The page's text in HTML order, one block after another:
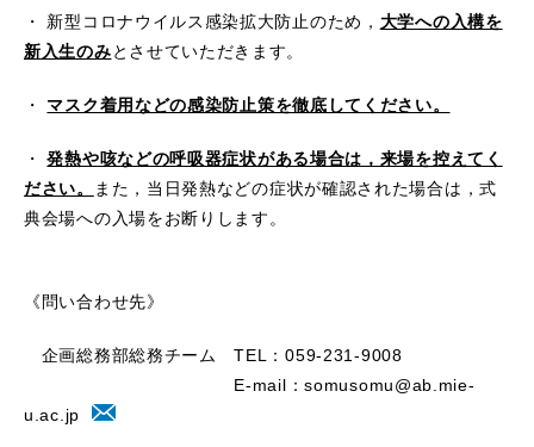
・ 新型コロナウイルス感染拡大防止のため， 大学への入構を
新入生のみとさせていただきます。
・ マスク着用などの感染防止策を徹底してください。
・発熱や咳などの呼吸器症状がある場合は，来場を控えてく
ださい。
また，当日発熱などの症状が確認された場合は，式
典会場への入場をお断りします。
《問い合わせ先》
企画総務部総務チーム TEL：059-231-9008
E-mail：somusomu@ab.mie-
u.ac.jp